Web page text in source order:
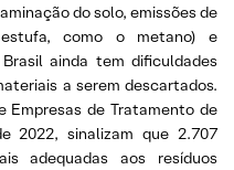
do solo, emissões de
como o metano) e
ainda tem dificuldades
a serem descartados.
Empresas de Tratamento de
2022, sinalizam que 2.707
adequadas aos resíduos